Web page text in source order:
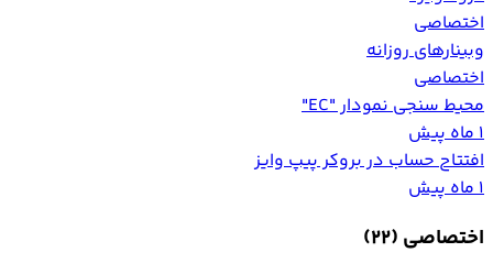
اختصاصی
وبینارهای روزانه
اختصاصی
محیط سنجی نمودار "EC"
1 ماه پیش
افتتاح حساب در بروکر پیپ وایز
1 ماه پیش
اختصاصی (22)